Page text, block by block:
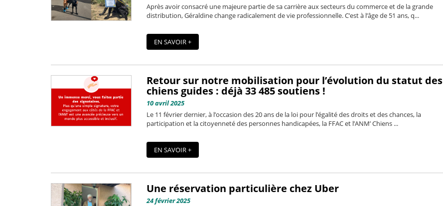
Après avoir consacré une majeure partie de sa carrière aux secteurs du commerce et de la grande
distribution, Géraldine change radicalement de vie professionnelle. C’est à l’âge de 51 ans, q...
EN SAVOIR +
Retour sur notre mobilisation pour l’évolution du statut des
chiens guides : déjà 33 485 soutiens !
10 avril 2025
Le 11 février dernier, à l’occasion des 20 ans de la loi pour l’égalité des droits et des chances, la
participation et la citoyenneté des personnes handicapées, la FFAC et l’ANM’ Chiens ...
EN SAVOIR +
Une réservation particulière chez Uber
24 février 2025